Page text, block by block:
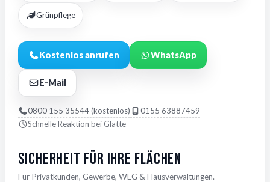
Grünpflege
Kostenlos anrufen WhatsApp
E-Mail
0800 155 35544 (kostenlos)
0155 63887459
Schnelle Reaktion bei Glätte
Sicherheit für Ihre Flächen
Für Privatkunden, Gewerbe, WEG & Hausverwaltungen.